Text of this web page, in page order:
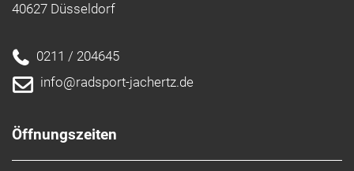
Gangschaltung: SRAM Eagle 90, T-Type
Anzahl Gänge: 1
Schalthebel: SRAM Eagle 90, 12fach
40627 Düsseldorf
0211 / 204645
info@radsport-jachertz.de
Öffnungszeiten